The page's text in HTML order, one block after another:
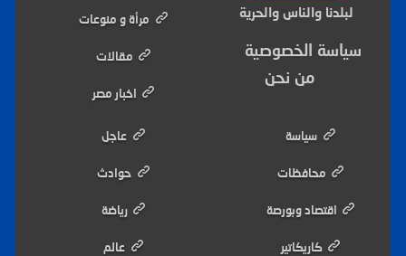
لبلدنا والناس والحرية
سياسة الخصوصية
من نحن
مرأة و منوعات
مقالات
اخبار مصر
سياسة
محافظات
اقتصاد وبورصة
كاريكاتير
عاجل
حوادث
رياضة
عالم